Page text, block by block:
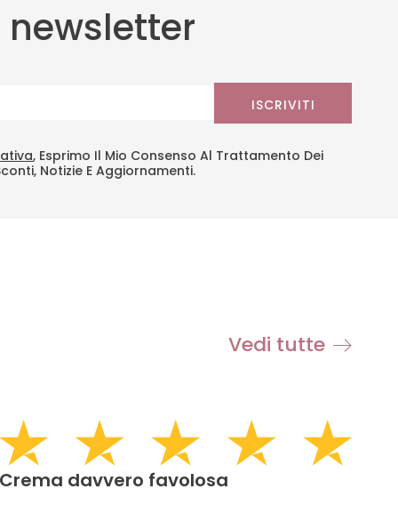
ISCRIVITI
, Esprimo Il Mio Consenso Al Trattamento Dei
Notizie E Aggiornamenti.
Vedi tutte
Crema davvero favolosa